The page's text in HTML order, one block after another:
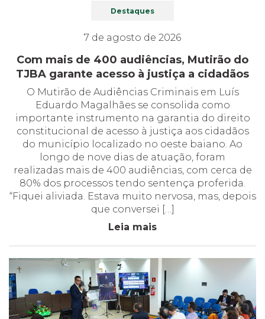
Destaques
7 de agosto de 2026
Com mais de 400 audiências, Mutirão do
TJBA garante acesso à justiça a cidadãos
O Mutirão de Audiências Criminais em Luís
Eduardo Magalhães se consolida como
importante instrumento na garantia do direito
constitucional de acesso à justiça aos cidadãos
do município localizado no oeste baiano. Ao
longo de nove dias de atuação, foram
realizadas mais de 400 audiências, com cerca de
80% dos processos tendo sentença proferida.
“Fiquei aliviada. Estava muito nervosa, mas, depois
que conversei […]
Leia mais